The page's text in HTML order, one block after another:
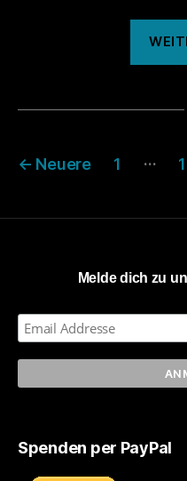
Beiträge
← Neuere 1 …
Melde dich zu
Spenden per PayPal